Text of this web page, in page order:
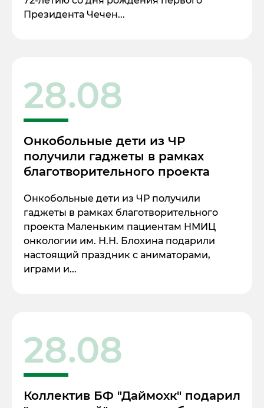
Президента Чечен...
28.08
Онкобольные дети из ЧР
получили гаджеты в рамках
благотворительного проекта
Онкобольные дети из ЧР получили
гаджеты в рамках благотворительного
проекта Маленьким пациентам НМИЦ
онкологии им. Н.Н. Блохина подарили
настоящий праздник с аниматорами,
играми и...
28.08
Коллектив БФ "Даймохк" подарил